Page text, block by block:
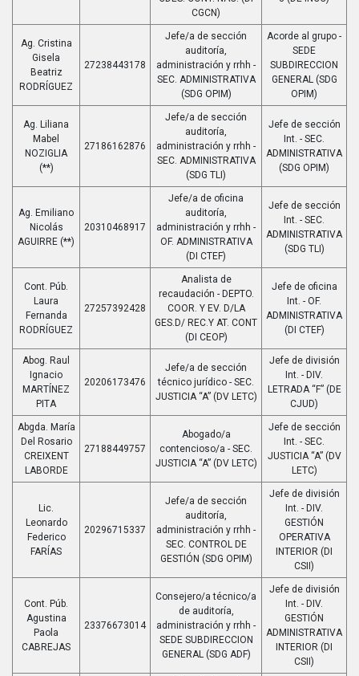
CGCN)
Ag. Cristina
Gisela
Beatriz
RODRÍGUEZ
27238443178
Jefe/a de sección
auditoría,
administración y rrhh -
SEC. ADMINISTRATIVA
(SDG OPIM)
Acorde al grupo -
SEDE
SUBDIRECCION
GENERAL (SDG
OPIM)
Ag. Liliana
Mabel
NOZIGLIA
(**)
27186162876
Jefe/a de sección
auditoría,
administración y rrhh -
SEC. ADMINISTRATIVA
(SDG TLI)
Jefe de sección
Int. - SEC.
ADMINISTRATIVA
(SDG OPIM)
Ag. Emiliano
Nicolás
AGUIRRE (**)
20310468917
Jefe/a de oficina
auditoría,
administración y rrhh -
OF. ADMINISTRATIVA
(DI CTEF)
Jefe de sección
Int. - SEC.
ADMINISTRATIVA
(SDG TLI)
Cont. Púb.
Laura
Fernanda
RODRÍGUEZ
27257392428
Analista de
recaudación - DEPTO.
COOR. Y EV. D/LA
GES.D/ REC.Y AT. CONT
(DI CEOP)
Jefe de oficina
Int. - OF.
ADMINISTRATIVA
(DI CTEF)
Abog. Raul
Ignacio
MARTÍNEZ
PITA
20206173476
Jefe/a de sección
técnico jurídico - SEC.
JUSTICIA “A” (DV LETC)
Jefe de división
Int. - DIV.
LETRADA “F” (DE
CJUD)
Abgda. María
Del Rosario
CREIXENT
LABORDE
27188449757
Abogado/a
contencioso/a - SEC.
JUSTICIA “A” (DV LETC)
Jefe de sección
Int. - SEC.
JUSTICIA “A” (DV
LETC)
Lic.
Leonardo
Federico
FARÍAS
20296715337
Jefe/a de sección
auditoría,
administración y rrhh -
SEC. CONTROL DE
GESTIÓN (SDG OPIM)
Jefe de división
Int. - DIV.
GESTIÓN
OPERATIVA
INTERIOR (DI
CSII)
Cont. Púb.
Agustina
Paola
CABREJAS
23376673014
Consejero/a técnico/a
de auditoría,
administración y rrhh -
SEDE SUBDIRECCION
GENERAL (SDG ADF)
Jefe de división
Int. - DIV.
GESTIÓN
ADMINISTRATIVA
INTERIOR (DI
CSII)